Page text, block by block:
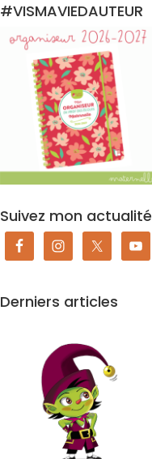
#VISMAVIEDAUTEUR
Suivez mon actualité
Derniers articles